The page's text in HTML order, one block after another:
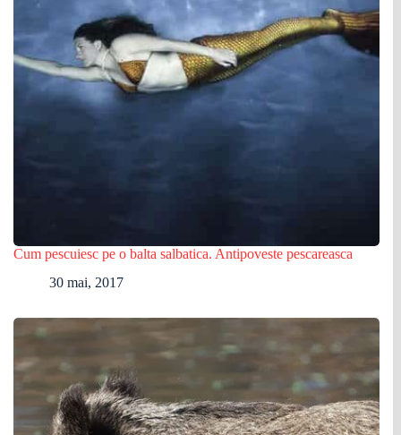
Cum pescuiesc pe o balta salbatica. Antipoveste pescareasca
30 mai, 2017